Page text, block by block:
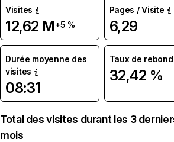
Visites
12,62 M+5 %
Pages / Visite
6,29
Durée moyenne des
visites
08:31
Taux de rebond
32,42 %
Total des visites durant les 3
mois